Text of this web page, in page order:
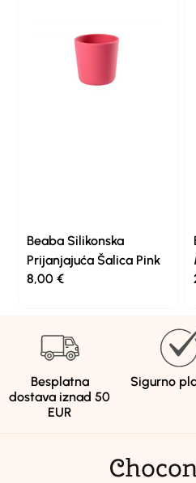
Beaba Silikonska
Prijanjajuća Šalica Pink
8,00€
Besplatna
dostava iznad 50
EUR
Sigurno